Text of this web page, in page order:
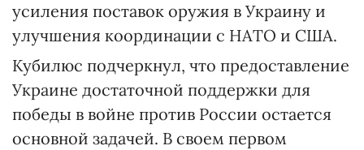
усиления поставок оружия в Украину и
улучшения координации с НАТО и США.
Кубилюс подчеркнул, что предоставление
Украине достаточной поддержки для
победы в войне против России остается
основной задачей. В своем первом